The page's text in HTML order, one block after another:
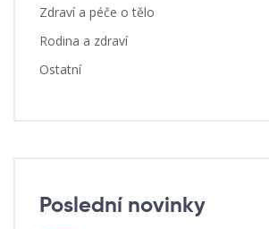
Zdraví a péče o tělo
Rodina a zdraví
Ostatní
Poslední novinky